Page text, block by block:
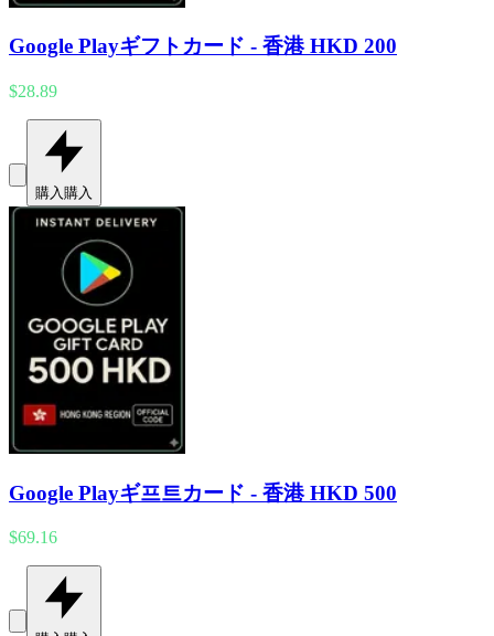
Google Playギフトカード - 香港 HKD 200
$28.89
購入購入
Google Playギ프트カード - 香港 HKD 500
$69.16